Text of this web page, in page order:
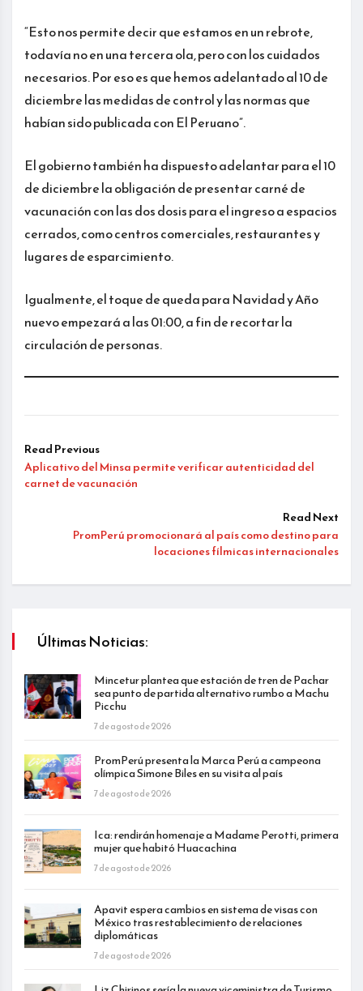
“Esto nos permite decir que estamos en un rebrote,
todavía no en una tercera ola, pero con los cuidados
necesarios. Por eso es que hemos adelantado al 10 de
diciembre las medidas de control y las normas que
habían sido publicada con El Peruano”.
El gobierno también ha dispuesto adelantar para el 10
de diciembre la obligación de presentar carné de
vacunación con las dos dosis para el ingreso a espacios
cerrados, como centros comerciales, restaurantes y
lugares de esparcimiento.
Igualmente, el toque de queda para Navidad y Año
nuevo empezará a las 01:00, a fin de recortar la
circulación de personas.
Read Previous
Aplicativo del Minsa permite verificar autenticidad del
carnet de vacunación
Read Next
PromPerú promocionará al país como destino para
locaciones fílmicas internacionales
Últimas Noticias:
Mincetur plantea que estación de tren de Pachar
sea punto de partida alternativo rumbo a Machu
Picchu
7 de agosto de 2026
PromPerú presenta la Marca Perú a campeona
olímpica Simone Biles en su visita al país
7 de agosto de 2026
Ica: rendirán homenaje a Madame Perotti, primera
mujer que habitó Huacachina
7 de agosto de 2026
Apavit espera cambios en sistema de visas con
México tras restablecimiento de relaciones
diplomáticas
7 de agosto de 2026